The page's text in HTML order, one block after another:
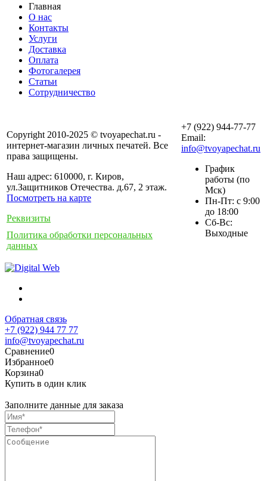
Главная
О нас
Контакты
Услуги
Доставка
Оплата
Фотогалерея
Статьи
Сотрудничество
Copyright 2010-2025 © tvoyapechat.ru -
интернет-магазин личных печатей. Все
права защищены.
Наш адрес: 610000, г. Киров,
ул.Защитников Отечества. д.67, 2 этаж.
Посмотреть на карте
Реквизиты
Политика обработки персональных
данных
+7 (922) 944-77-77
Email:
info@tvoyapechat.ru
График
работы (по
Мск)
Пн-Пт: с 9:00
до 18:00
Сб-Вс:
Выходные
Обратная связь
+7 (922) 944 77 77
info@tvoyapechat.ru
Сравнение0
Избранное0
Корзина0
Купить в один клик
Заполните данные для заказа